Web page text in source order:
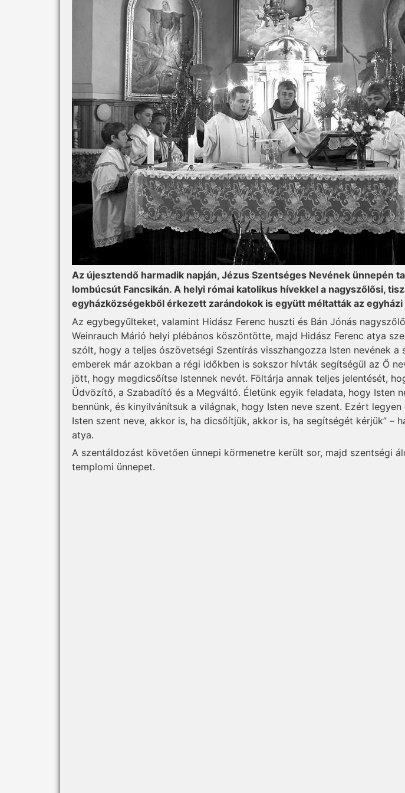
Az újesztendő harmadik napján, Jézus Szentséges Nevének ünnepén
lombúcsút Fancsikán. A helyi római katolikus hívekkel a nagyszőlősi,
egyházközségekből érkezett zarándokok is együtt méltatták az
Az egybegyűlteket, valamint Hidász Ferenc huszti és Bán Jónás
Weinrauch Márió helyi plébános köszöntötte, majd Hidász Ferenc atya
szólt, hogy a teljes ószövetségi Szentírás visszhangozza Isten nevének a
emberek már azokban a régi időkben is sokszor hívták segítségül az Ő
jött, hogy megdicsőítse Istennek nevét. Föltárja annak teljes jelentését,
Üdvözítő, a Szabadító és a Megváltó. Életünk egyik feladata, hogy Isten
bennünk, és kinyilvánítsuk a világnak, hogy Isten neve szent. Ezért
Isten szent neve, akkor is, ha dicsőítjük, akkor is, ha segítségét kérjük” –
atya.
A szentáldozást követően ünnepi körmenetre került sor, majd szentségi
templomi ünnepet.